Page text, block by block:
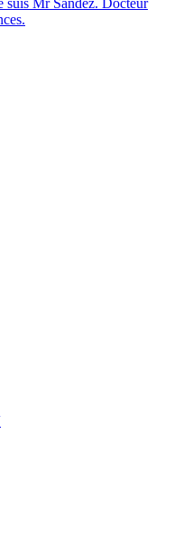
suis Mr Sández. Docteur